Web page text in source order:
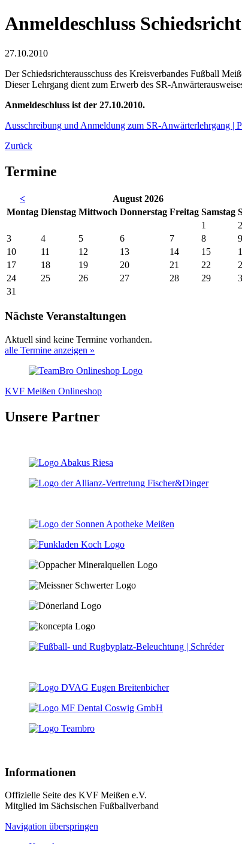
Anmeldeschluss
27.10.2010
Der Schiedsrichterausschuss des Kreisverbandes Fußball
Dieser Lehrgang dient zum Erwerb des SR-
Anmeldeschluss ist der 27.10.2010.
Ausschreibung und Anmeldung zum SR-Anwärterlehrgang |
Zurück
Termine
<
August 2026
Montag Dienstag Mittwoch Donnerstag Freitag Samstag
1
2
3
4 5 6 7 8
9
10
11 12 13 14 15
17
18 19 20 21 22
24
25 26 27 28 29
31
Nächste Veranstaltungen
Aktuell sind keine Termine vorhanden.
alle Termine anzeigen »
KVF Meißen Onlineshop
Unsere Partner
Informationen
Offizielle Seite des KVF Meißen e.V.
Mitglied im Sächsischen Fußballverband
Navigation überspringen